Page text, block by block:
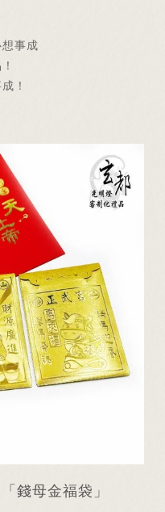
事成
！
錢母金福袋」